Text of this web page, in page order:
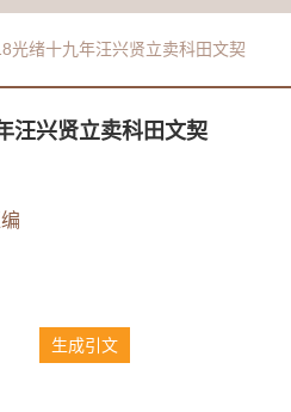
光绪十九年汪兴贤立卖科田文契
汪兴贤立卖科田文契
生成引文